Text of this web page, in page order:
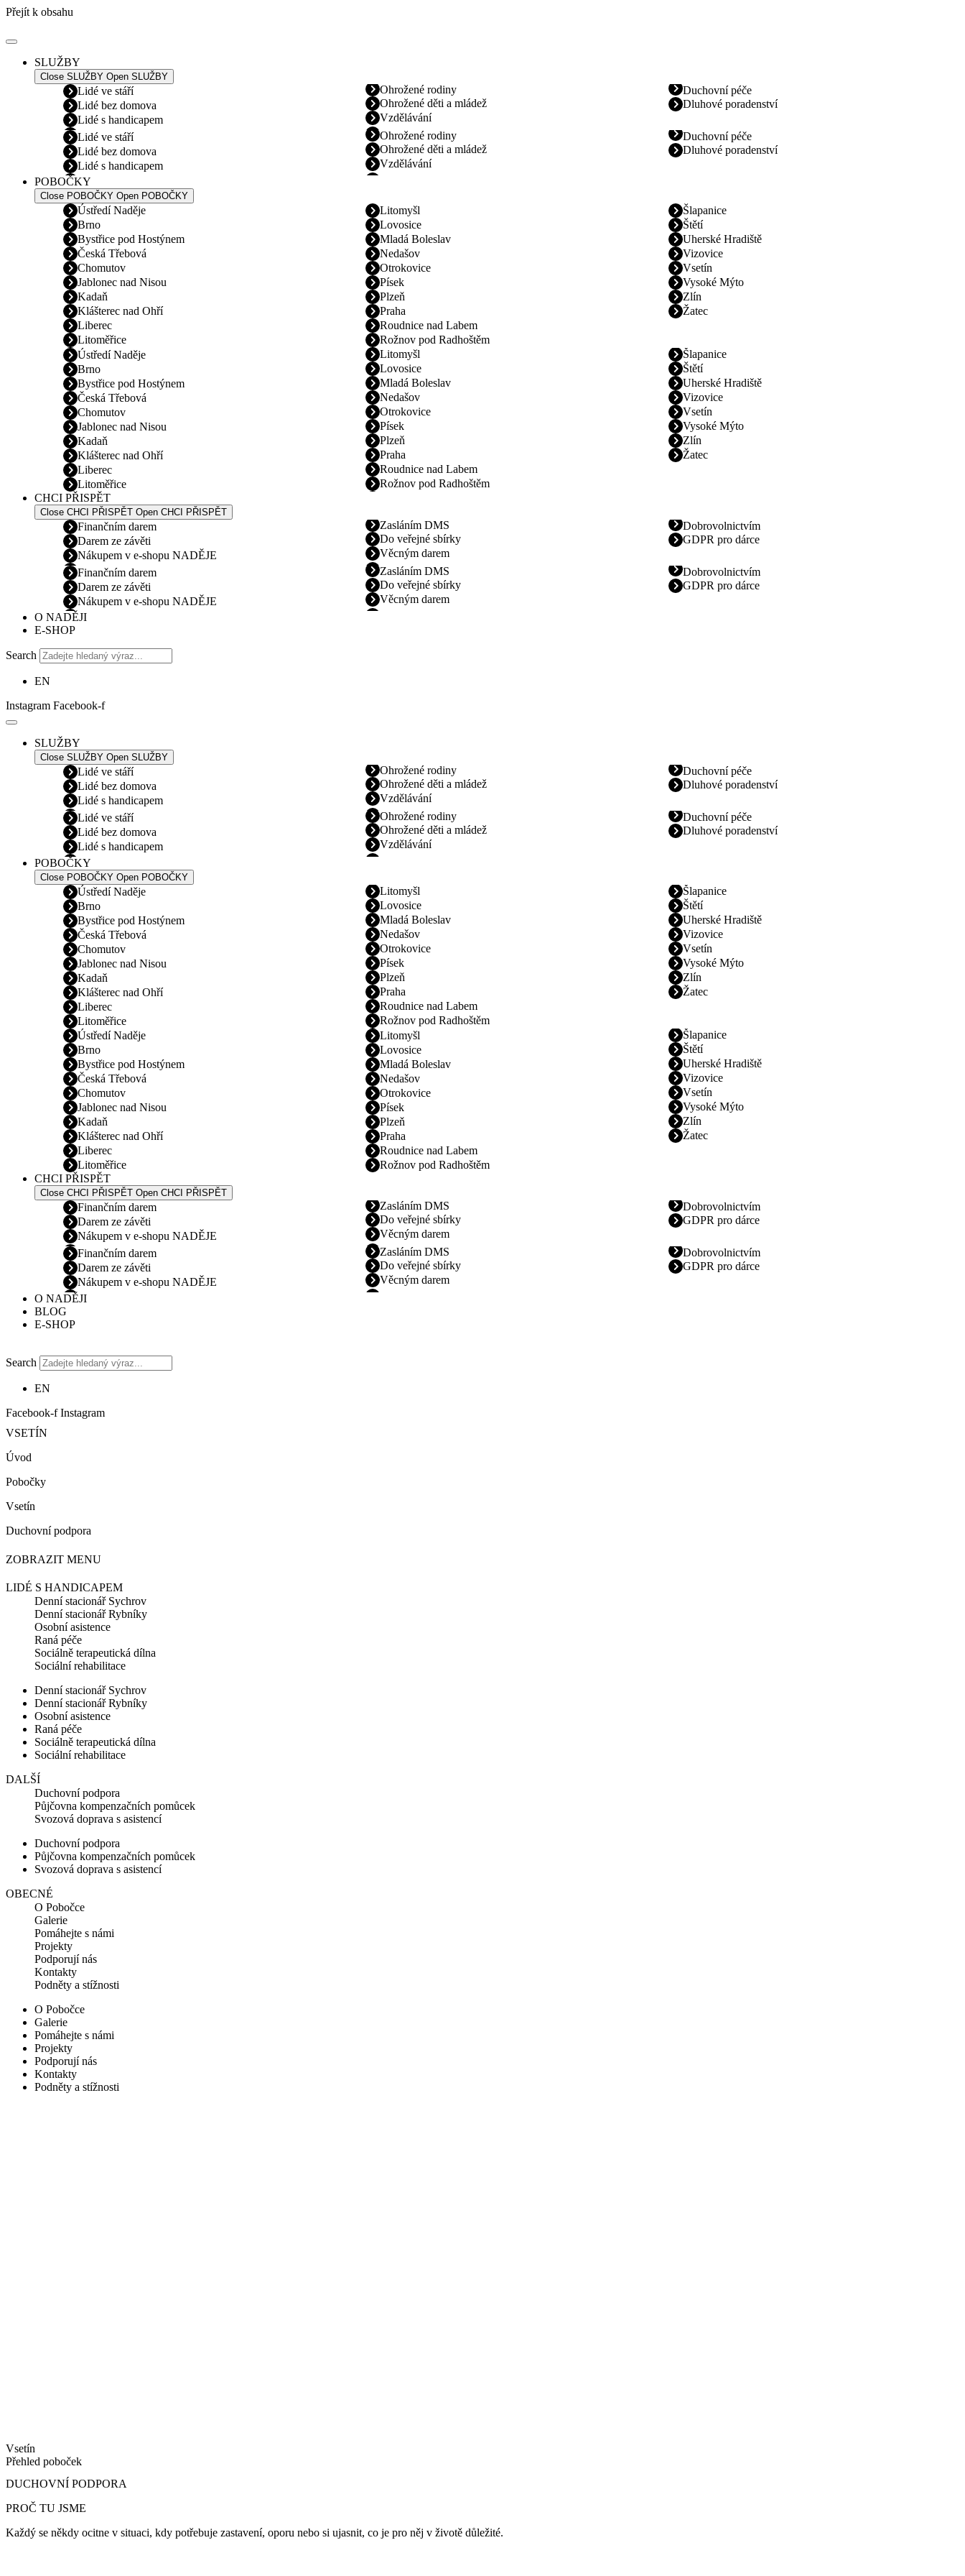
Přejít k obsahu
SLUŽBY
Close SLUŽBY Open SLUŽBY
Lidé ve stáří
Lidé bez domova
Lidé s handicapem
Ohrožené rodiny
Ohrožené děti a mládež
Vzdělávání
Duchovní péče
Dluhové poradenství
Lidé ve stáří
Lidé bez domova
Lidé s handicapem
Ohrožené rodiny
Ohrožené děti a mládež
Vzdělávání
Duchovní péče
Dluhové poradenství
POBOČKY
Close POBOČKY Open POBOČKY
Ústředí Naděje
Brno
Bystřice pod Hostýnem
Česká Třebová
Chomutov
Jablonec nad Nisou
Kadaň
Klášterec nad Ohří
Liberec
Litoměřice
Litomyšl
Lovosice
Mladá Boleslav
Nedašov
Otrokovice
Písek
Plzeň
Praha
Roudnice nad Labem
Rožnov pod Radhoštěm
Šlapanice
Štětí
Uherské Hradiště
Vizovice
Vsetín
Vysoké Mýto
Zlín
Žatec
Ústředí Naděje
Brno
Bystřice pod Hostýnem
Česká Třebová
Chomutov
Jablonec nad Nisou
Kadaň
Klášterec nad Ohří
Liberec
Litoměřice
Litomyšl
Lovosice
Mladá Boleslav
Nedašov
Otrokovice
Písek
Plzeň
Praha
Roudnice nad Labem
Rožnov pod Radhoštěm
Šlapanice
Štětí
Uherské Hradiště
Vizovice
Vsetín
Vysoké Mýto
Zlín
Žatec
CHCI PŘISPĚT
Close CHCI PŘISPĚT Open CHCI PŘISPĚT
Finančním darem
Darem ze závěti
Nákupem v e-shopu NADĚJE
Zasláním DMS
Do veřejné sbírky
Věcným darem
Dobrovolnictvím
GDPR pro dárce
Finančním darem
Darem ze závěti
Nákupem v e-shopu NADĚJE
Zasláním DMS
Do veřejné sbírky
Věcným darem
Dobrovolnictvím
GDPR pro dárce
O NADĚJI
E-SHOP
Search
EN
Instagram Facebook-f
SLUŽBY
Close SLUŽBY Open SLUŽBY
Lidé ve stáří
Lidé bez domova
Lidé s handicapem
Ohrožené rodiny
Ohrožené děti a mládež
Vzdělávání
Duchovní péče
Dluhové poradenství
Lidé ve stáří
Lidé bez domova
Lidé s handicapem
Ohrožené rodiny
Ohrožené děti a mládež
Vzdělávání
Duchovní péče
Dluhové poradenství
POBOČKY
Close POBOČKY Open POBOČKY
Ústředí Naděje
Brno
Bystřice pod Hostýnem
Česká Třebová
Chomutov
Jablonec nad Nisou
Kadaň
Klášterec nad Ohří
Liberec
Litoměřice
Litomyšl
Lovosice
Mladá Boleslav
Nedašov
Otrokovice
Písek
Plzeň
Praha
Roudnice nad Labem
Rožnov pod Radhoštěm
Šlapanice
Štětí
Uherské Hradiště
Vizovice
Vsetín
Vysoké Mýto
Zlín
Žatec
Ústředí Naděje
Brno
Bystřice pod Hostýnem
Česká Třebová
Chomutov
Jablonec nad Nisou
Kadaň
Klášterec nad Ohří
Liberec
Litoměřice
Litomyšl
Lovosice
Mladá Boleslav
Nedašov
Otrokovice
Písek
Plzeň
Praha
Roudnice nad Labem
Rožnov pod Radhoštěm
Šlapanice
Štětí
Uherské Hradiště
Vizovice
Vsetín
Vysoké Mýto
Zlín
Žatec
CHCI PŘISPĚT
Close CHCI PŘISPĚT Open CHCI PŘISPĚT
Finančním darem
Darem ze závěti
Nákupem v e-shopu NADĚJE
Zasláním DMS
Do veřejné sbírky
Věcným darem
Dobrovolnictvím
GDPR pro dárce
Finančním darem
Darem ze závěti
Nákupem v e-shopu NADĚJE
Zasláním DMS
Do veřejné sbírky
Věcným darem
Dobrovolnictvím
GDPR pro dárce
O NADĚJI
BLOG
E-SHOP
Search
EN
Facebook-f Instagram
VSETÍN
Úvod
Pobočky
Vsetín
Duchovní podpora
ZOBRAZIT MENU
LIDÉ S HANDICAPEM
Denní stacionář Sychrov
Denní stacionář Rybníky
Osobní asistence
Raná péče
Sociálně terapeutická dílna
Sociální rehabilitace
Denní stacionář Sychrov
Denní stacionář Rybníky
Osobní asistence
Raná péče
Sociálně terapeutická dílna
Sociální rehabilitace
DALŠÍ
Duchovní podpora
Půjčovna kompenzačních pomůcek
Svozová doprava s asistencí
Duchovní podpora
Půjčovna kompenzačních pomůcek
Svozová doprava s asistencí
OBECNÉ
O Pobočce
Galerie
Pomáhejte s námi
Projekty
Podporují nás
Kontakty
Podněty a stížnosti
O Pobočce
Galerie
Pomáhejte s námi
Projekty
Podporují nás
Kontakty
Podněty a stížnosti
Vsetín
Přehled poboček
DUCHOVNÍ PODPORA
PROČ TU JSME
Každý se někdy ocitne v situaci, kdy potřebuje zastavení, oporu nebo si ujasnit, co je pro něj v životě důležité.